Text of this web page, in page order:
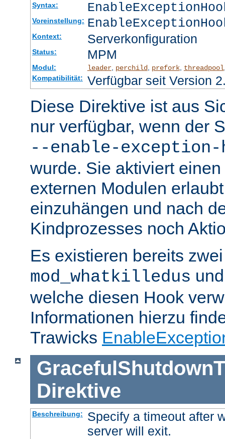
Syntax:
Voreinstellung:
Kontext: Serverkonfiguration
Status: MPM
Modul: leader, perchild, prefork, threadpool
Kompatibilität:
Verfügbar seit Version
Diese Direktive ist aus
nur verfügbar, wenn der
--enable-exception-
wurde. Sie aktiviert
externen Modulen
einzuhängen und nach
Kindprozesses noch
Es existieren bereits
mod_whatkilledus
welche diesen Hook
Informationen hierzu
Trawicks
Direktive
Beschreibung:
Specify a timeout after
server will exit.